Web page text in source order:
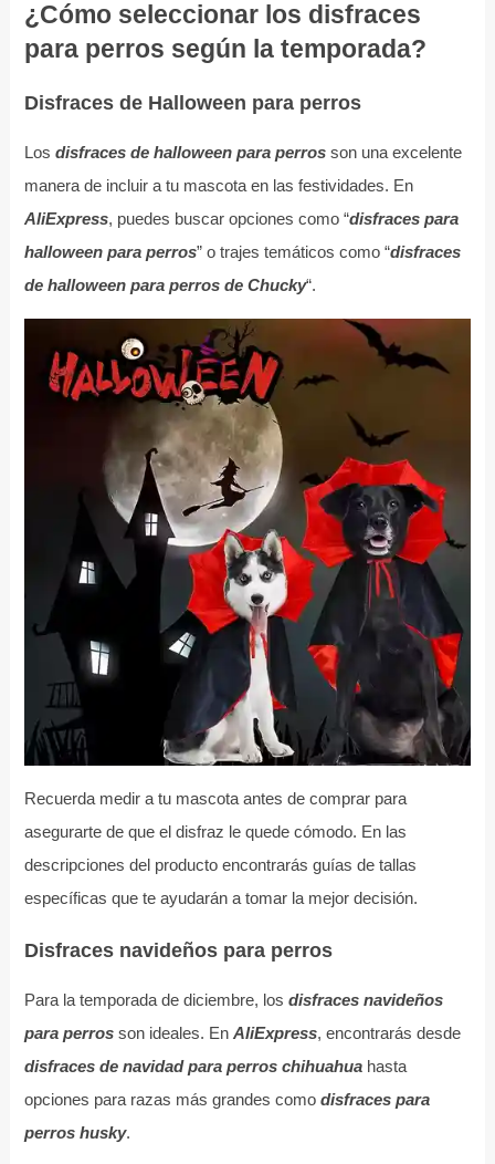
¿Cómo seleccionar los disfraces
para perros según la temporada?
Disfraces de Halloween para perros
Los disfraces de halloween para perrosson una excelente
manera de incluir a tu mascota en las festividades. En
AliExpress, puedes buscar opciones como “disfraces para
halloween para perros” o trajes temáticos como “disfraces
de halloween para perros de Chucky“.
Recuerda medir a tu mascota antes de comprar para
asegurarte de que el disfraz le quede cómodo. En las
descripciones del producto encontrarás guías de tallas
específicas que te ayudarán a tomar la mejor decisión.
Disfraces navideños para perros
Para la temporada de diciembre, los disfraces navideños
para perrosson ideales. En AliExpress, encontrarás desde
disfraces de navidad para perros chihuahuahasta
opciones para razas más grandes como disfraces para
perros husky.